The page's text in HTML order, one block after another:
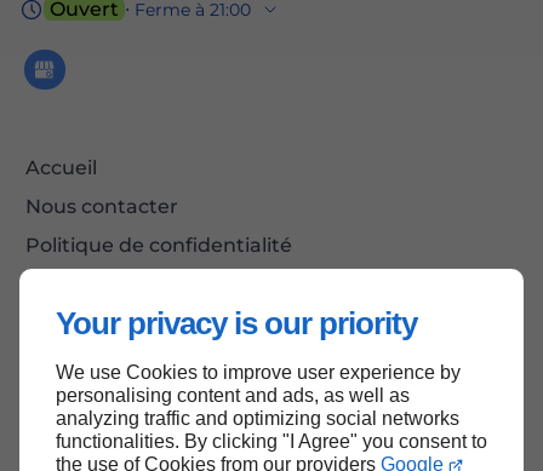
Your privacy is our priority
We use Cookies to improve user experience by
personalising content and ads, as well as
analyzing traffic and optimizing social networks
functionalities. By clicking "I Agree" you consent to
the use of Cookies from our providers Google
Ouvert ⋅ Ferme à 21:00
Accueil
Nous contacter
Politique de confidentialité
Haut de page